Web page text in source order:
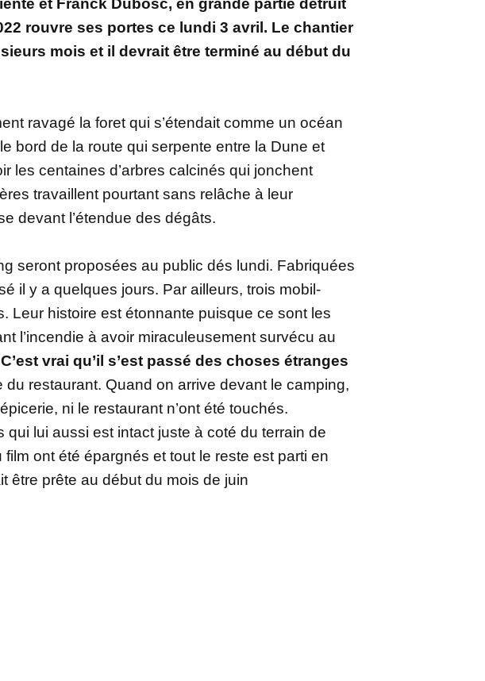
et Franck Dubosc, en grande partie détruit
rouvre ses portes ce lundi 3 avril. Le chantier
mois et il devrait être terminé au début du
ravagé la foret qui s’étendait comme un océan
bord de la route qui serpente entre la Dune et
les centaines d’arbres calcinés qui jonchent
travaillent pourtant sans relâche à leur
devant l’étendue des dégâts.
seront proposées au public dés lundi. Fabriquées
il y a quelques jours. Par ailleurs, trois mobil-
Leur histoire est étonnante puisque ce sont les
l’incendie à avoir miraculeusement survécu au
vrai qu’il s’est passé des choses étranges
du restaurant. Quand on arrive devant le camping,
ni le restaurant n’ont été touchés.
qui lui aussi est intact juste à coté du terrain de
ont été épargnés et tout le reste est parti en
être prête au début du mois de juin